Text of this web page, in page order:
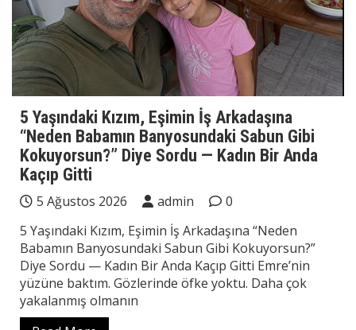
5 Yaşındaki Kızım, Eşimin İş Arkadaşına
“Neden Babamın Banyosundaki Sabun Gibi
Kokuyorsun?” Diye Sordu — Kadın Bir Anda
Kaçıp Gitti
5 Ağustos 2026 admin
0
5 Yaşındaki Kızım, Eşimin İş Arkadaşına “Neden
Babamın Banyosundaki Sabun Gibi Kokuyorsun?”
Diye Sordu — Kadın Bir Anda Kaçıp Gitti Emre’nin
yüzüne baktım. Gözlerinde öfke yoktu. Daha çok
yakalanmış olmanın